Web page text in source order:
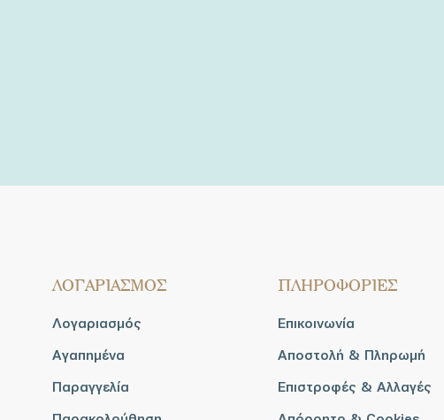
ΛΟΓΑΡΙΑΣΜΟΣ
Λογαριασμός
Αγαπημένα
Παραγγελία
ΠΛΗΡΟΦΟΡΙΕΣ
Επικοινωνία
Αποστολή & Πληρωμή
Επιστροφές & Αλλαγές